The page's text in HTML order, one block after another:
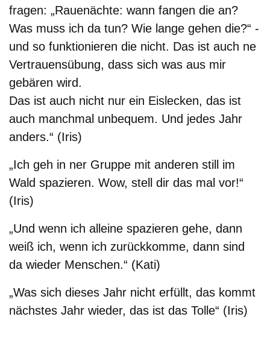
fragen: „Rauenächte: wann fangen die an?
Was muss ich da tun? Wie lange gehen die?“ -
und so funktionieren die nicht. Das ist auch ne
Vertrauensübung, dass sich was aus mir
gebären wird.
Das ist auch nicht nur ein Eislecken, das ist
auch manchmal unbequem. Und jedes Jahr
anders.“ (Iris)
„Ich geh in ner Gruppe mit anderen still im
Wald spazieren. Wow, stell dir das mal vor!“
(Iris)
„Und wenn ich alleine spazieren gehe, dann
weiß ich, wenn ich zurückkomme, dann sind
da wieder Menschen.“ (Kati)
„Was sich dieses Jahr nicht erfüllt, das kommt
nächstes Jahr wieder, das ist das Tolle“ (Iris)